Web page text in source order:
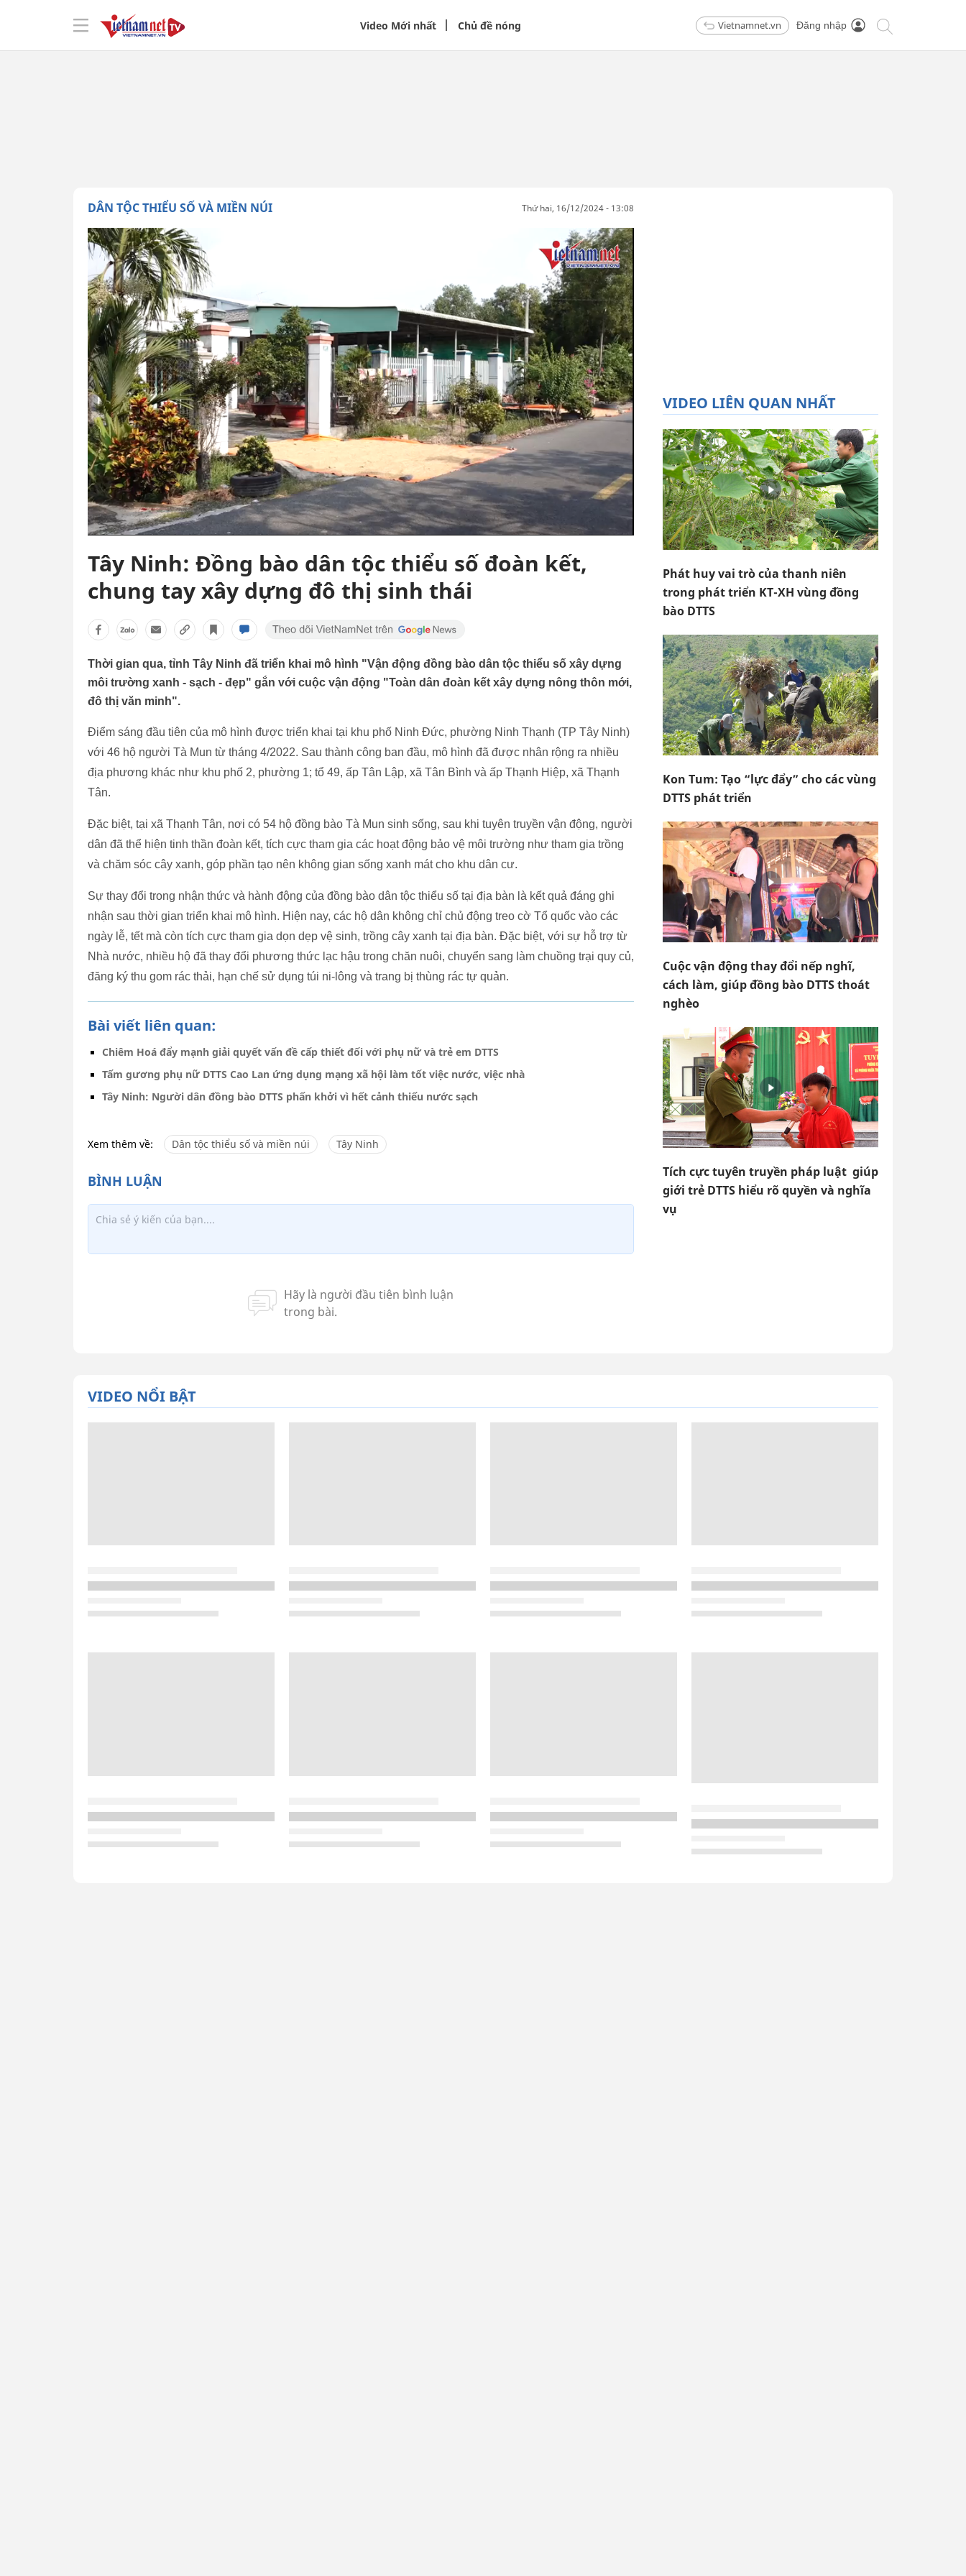
Video Mới nhất Chủ đề nóng Vietnamnet.vn Đăng nhập
DÂN TỘC THIỂU SỐ VÀ MIỀN NÚI thứ hai, 16/12/2024 - 13:08
Tây Ninh: Đồng bào dân tộc thiểu số đoàn kết,
chung tay xây dựng đô thị sinh thái
Thời gian qua, tỉnh Tây Ninh đã triển khai mô hình "Vận động đồng bào dân tộc thiểu số xây dựng
môi trường xanh - sạch - đẹp" gắn với cuộc vận động "Toàn dân đoàn kết xây dựng nông thôn mới,
đô thị văn minh".
Điểm sáng đầu tiên của mô hình được triển khai tại khu phố Ninh Đức, phường Ninh Thạnh (TP Tây Ninh)
với 46 hộ người Tà Mun từ tháng 4/2022. Sau thành công ban đầu, mô hình đã được nhân rộng ra nhiều
địa phương khác như khu phố 2, phường 1; tổ 49, ấp Tân Lập, xã Tân Bình và ấp Thạnh Hiệp, xã Thạnh
Tân.
Đặc biệt, tại xã Thạnh Tân, nơi có 54 hộ đồng bào Tà Mun sinh sống, sau khi tuyên truyền vận động, người
dân đã thể hiện tinh thần đoàn kết, tích cực tham gia các hoạt động bảo vệ môi trường như tham gia trồng
và chăm sóc cây xanh, góp phần tạo nên không gian sống xanh mát cho khu dân cư.
Sự thay đổi trong nhận thức và hành động của đồng bào dân tộc thiểu số tại địa bàn là kết quả đáng ghi
nhận sau thời gian triển khai mô hình. Hiện nay, các hộ dân không chỉ chủ động treo cờ Tổ quốc vào các
ngày lễ, tết mà còn tích cực tham gia dọn dẹp vệ sinh, trồng cây xanh tại địa bàn. Đặc biệt, với sự hỗ trợ từ
Nhà nước, nhiều hộ đã thay đổi phương thức lạc hậu trong chăn nuôi, chuyển sang làm chuồng trại quy củ,
đăng ký thu gom rác thải, hạn chế sử dụng túi ni-lông và trang bị thùng rác tự quản.
Bài viết liên quan:
Chiêm Hoá đẩy mạnh giải quyết vấn đề cấp thiết đối với phụ nữ và trẻ em DTTS
Tấm gương phụ nữ DTTS Cao Lan ứng dụng mạng xã hội làm tốt việc nước, việc nhà
Tây Ninh: Người dân đồng bào DTTS phấn khởi vì hết cảnh thiếu nước sạch
Xem thêm về: Dân tộc thiểu số và miền núi Tây Ninh
VIDEO LIÊN QUAN NHẤT
Phát huy vai trò của thanh niên
trong phát triển KT-XH vùng đồng
bào DTTS
Kon Tum: Tạo “lực đẩy” cho các vùng
DTTS phát triển
Cuộc vận động thay đổi nếp nghĩ,
cách làm, giúp đồng bào DTTS thoát
nghèo
Tích cực tuyên truyền pháp luật giúp
giới trẻ DTTS hiểu rõ quyền và nghĩa
vụ
VIDEO NỔI BẬT